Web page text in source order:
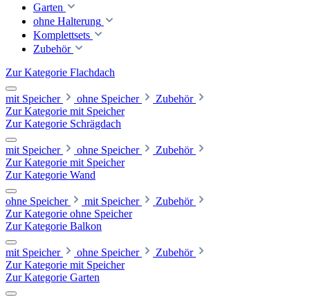
Garten
ohne Halterung
Komplettsets
Zubehör
Zur Kategorie Flachdach
mit Speicher ohne Speicher
Zubehör
Zur Kategorie mit Speicher
Zur Kategorie Schrägdach
mit Speicher ohne Speicher
Zubehör
Zur Kategorie mit Speicher
Zur Kategorie Wand
ohne Speicher mit Speicher
Zubehör
Zur Kategorie ohne Speicher
Zur Kategorie Balkon
mit Speicher ohne Speicher
Zubehör
Zur Kategorie mit Speicher
Zur Kategorie Garten